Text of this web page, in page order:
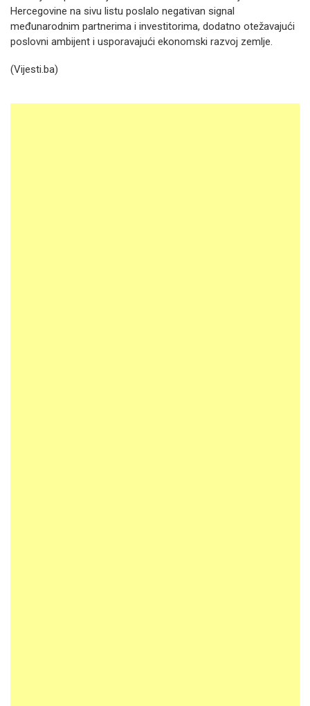
Hercegovine na sivu listu poslalo negativan signal
međunarodnim partnerima i investitorima, dodatno otežavajući
poslovni ambijent i usporavajući ekonomski razvoj zemlje.
(Vijesti.ba)